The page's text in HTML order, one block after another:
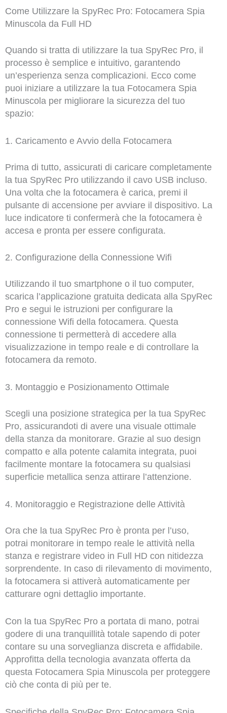
Come Utilizzare la SpyRec Pro: Fotocamera Spia
Minuscola da Full HD
Quando si tratta di utilizzare la tua SpyRec Pro, il
processo è semplice e intuitivo, garantendo
un’esperienza senza complicazioni. Ecco come
puoi iniziare a utilizzare la tua Fotocamera Spia
Minuscola per migliorare la sicurezza del tuo
spazio:
1. Caricamento e Avvio della Fotocamera
Prima di tutto, assicurati di caricare completamente
la tua SpyRec Pro utilizzando il cavo USB incluso.
Una volta che la fotocamera è carica, premi il
pulsante di accensione per avviare il dispositivo. La
luce indicatore ti confermerà che la fotocamera è
accesa e pronta per essere configurata.
2. Configurazione della Connessione Wifi
Utilizzando il tuo smartphone o il tuo computer,
scarica l’applicazione gratuita dedicata alla SpyRec
Pro e segui le istruzioni per configurare la
connessione Wifi della fotocamera. Questa
connessione ti permetterà di accedere alla
visualizzazione in tempo reale e di controllare la
fotocamera da remoto.
3. Montaggio e Posizionamento Ottimale
Scegli una posizione strategica per la tua SpyRec
Pro, assicurandoti di avere una visuale ottimale
della stanza da monitorare. Grazie al suo design
compatto e alla potente calamita integrata, puoi
facilmente montare la fotocamera su qualsiasi
superficie metallica senza attirare l’attenzione.
4. Monitoraggio e Registrazione delle Attività
Ora che la tua SpyRec Pro è pronta per l’uso,
potrai monitorare in tempo reale le attività nella
stanza e registrare video in Full HD con nitidezza
sorprendente. In caso di rilevamento di movimento,
la fotocamera si attiverà automaticamente per
catturare ogni dettaglio importante.
Con la tua SpyRec Pro a portata di mano, potrai
godere di una tranquillità totale sapendo di poter
contare su una sorveglianza discreta e affidabile.
Approfitta della tecnologia avanzata offerta da
questa Fotocamera Spia Minuscola per proteggere
ciò che conta di più per te.